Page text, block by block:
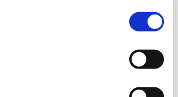
på vores lager i Ikast eller du
Danske fragtmænd eller GLS.
eventuelle skader før du skriver
Du kan eventuelt bede om at få